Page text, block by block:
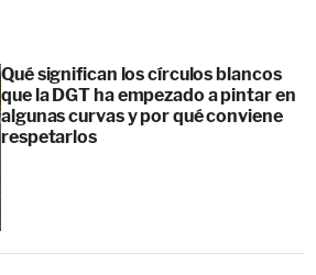
Qué significan los círculos blancos
que la DGT ha empezado a pintar en
algunas curvas y por qué conviene
respetarlos